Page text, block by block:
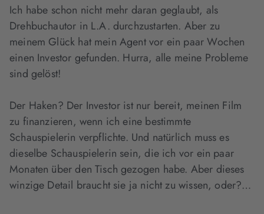
Ich habe schon nicht mehr daran geglaubt, als
Drehbuchautor in L.A. durchzustarten. Aber zu
meinem Glück hat mein Agent vor ein paar Wochen
einen Investor gefunden. Hurra, alle meine Probleme
sind gelöst!
Der Haken? Der Investor ist nur bereit, meinen Film
zu finanzieren, wenn ich eine bestimmte
Schauspielerin verpflichte. Und natürlich muss es
dieselbe Schauspielerin sein, die ich vor ein paar
Monaten über den Tisch gezogen habe. Aber dieses
winzige Detail braucht sie ja nicht zu wissen, oder?…